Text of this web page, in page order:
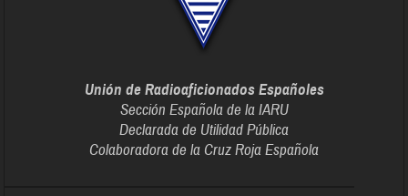
Unión de Radioaficionados Españoles
Sección Española de la IARU
Declarada de Utilidad Pública
Colaboradora de la Cruz Roja Española